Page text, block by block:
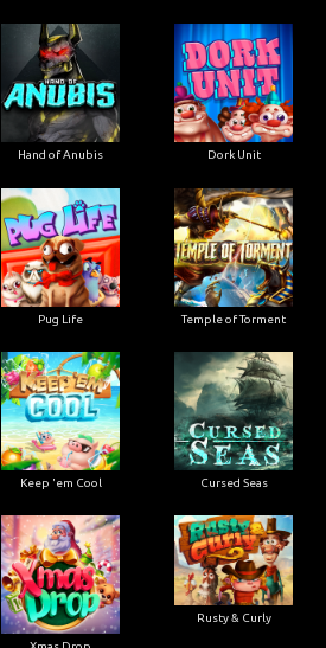
Hand of Anubis Dork Unit
Pug Life Temple of Torment
Keep 'em Cool Cursed Seas
Rusty & Curly